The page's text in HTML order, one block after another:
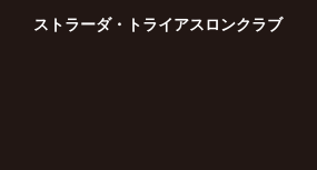
ストラーダ・トライアスロンクラブ